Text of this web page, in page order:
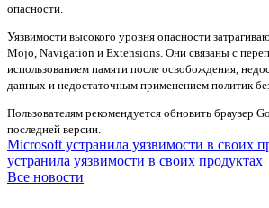
опасности.
Уязвимости высокого уровня опасности
Mojo, Navigation и Extensions. Они связаны с
использованием памяти после освобождения,
данных и недостаточным применением политик
Пользователям рекомендуется обновить браузер
последней версии.
Microsoft устранила уязвимости в своих
устранила уязвимости в своих продуктах
Все новости